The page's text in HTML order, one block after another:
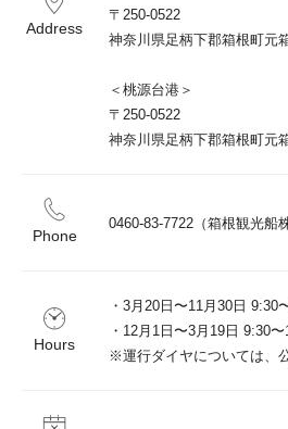
Address
〒250-0522
神奈川県足柄下郡箱根町元
＜桃源台港＞
〒250-0522
神奈川県足柄下郡箱根町元
Phone
0460-83-7722（箱根観光船
Hours
・3月20日〜11月30日 9:30
・12月1日〜3月19日 9:30
※運行ダイヤについては、